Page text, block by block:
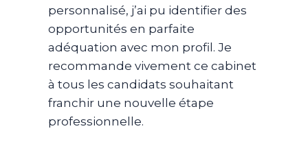
personnalisé, j’ai pu identifier des
opportunités en parfaite
adéquation avec mon profil. Je
recommande vivement ce cabinet
à tous les candidats souhaitant
franchir une nouvelle étape
professionnelle.